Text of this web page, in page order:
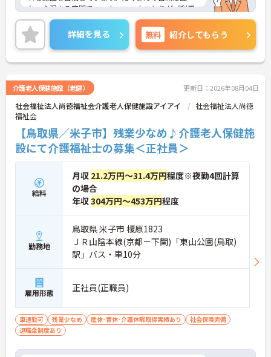
れ、心温まる空間で、スタッフ一人ひとりがご利用
者さまに最適なサービスを提供するため、懸命にサ
ポートいたします。また、ご家族にも安心していた
だける機能的な施設・設備で家庭復帰へ向けた支援
をお届けします。ご興味のある方には、面接対策ポ
イントなど、さらに詳細をお話しいたしますのでお
詳細を見る 無料 紹介してもらう
介護老人保健施設（老健） 更新日：2026年08月04日
社会福祉法人尚徳福祉会介護老人保健施設アイアイ
社会福祉法人尚徳
福祉会
【鳥取県／米子市】残業少なめ♪介護老人保健施
設にて介護福祉士の募集＜正社員＞
給料
月収 21.2万円～31.4万円程度※夜勤4回計算
の場合
年収304万円～453万円程度
勤務地
鳥取県 米子市 榎原1823
ＪＲ山陰本線(京都－下関)「東山公園(鳥取)
駅」バス・車10分
雇用形態 正社員(正職員)
車通勤可 残業少なめ 産休･育休･介護休暇取得実績あり
社会保険完備
退職金制度あり